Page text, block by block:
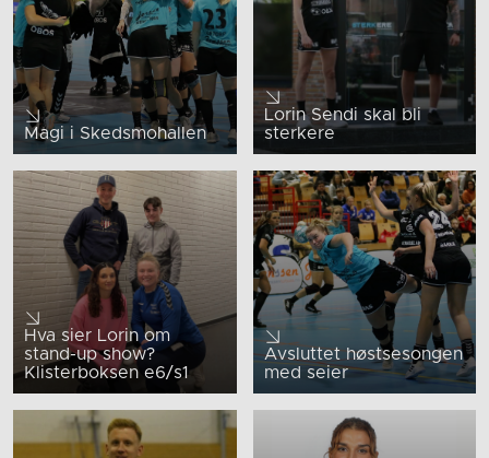
Magi i Skedsmohallen
Lorin Sendi skal bli
sterkere
Hva sier Lorin om
stand-up show?
Klisterboksen e6/s1
Avsluttet høstsesongen
med seier